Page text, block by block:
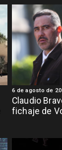
Claudio
fichaje de
6 de agosto de